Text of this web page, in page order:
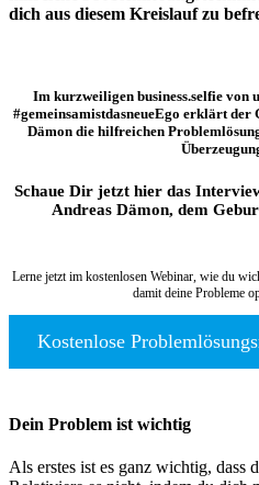
dich aus diesem Kreislauf zu
Im kurzweiligen business.selfie von
#gemeinsamistdasneueEgo erklärt der
Dämon die hilfreichen
Schaue Dir jetzt hier das
Andreas Dämon, dem
Lerne jetzt im kostenlosen Webinar, wie du
damit deine Probleme
Kostenlose
Dein Problem ist wichtig
Als erstes ist es ganz wichtig, dass